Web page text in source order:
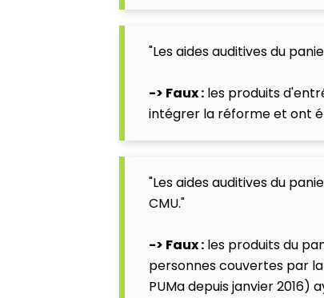
"Les aides auditives du
-> Faux : les produits
intégrer la réforme et ont
"Les aides auditives du
CMU."
-> Faux : les produits du
personnes couvertes par la
PUMa depuis janvier